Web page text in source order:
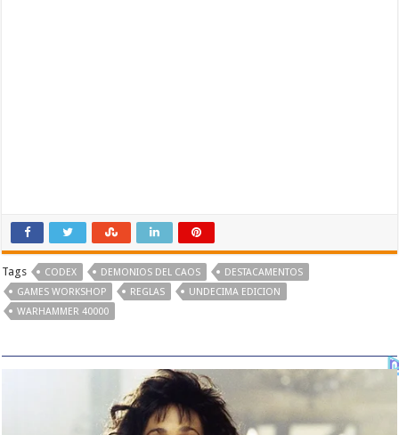
Tags CODEX DEMONIOS DEL CAOS
DESTACAMENTOS
GAMES WORKSHOP
REGLAS
UNDECIMA EDICION
WARHAMMER 40000